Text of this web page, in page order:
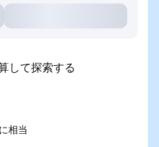
して探索する
相当